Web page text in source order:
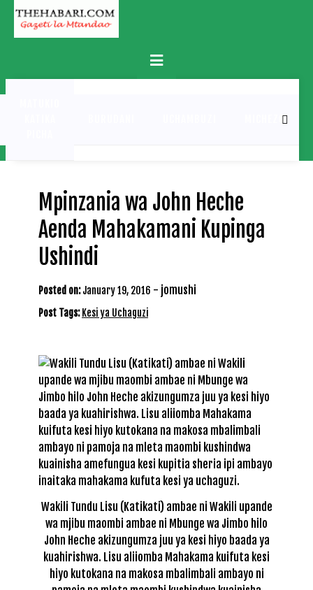
Skip
content
Primary
Menu
MICHEZO
Mpinzania wa John Heche
Aenda Mahakamani Kupinga
Ushindi
Posted on: January 19, 2016 - jomushi
Post Tags: Kesi ya Uchaguzi
Wakili Tundu Lisu (Katikati) ambae ni Wakili upande
wa mjibu maombi ambae ni Mbunge wa Jimbo hilo
John Heche akizungumza juu ya kesi hiyo baada ya
kuahirishwa. Lisu aliiomba Mahakama kuifuta kesi
hiyo kutokana na makosa mbalimbali ambayo ni